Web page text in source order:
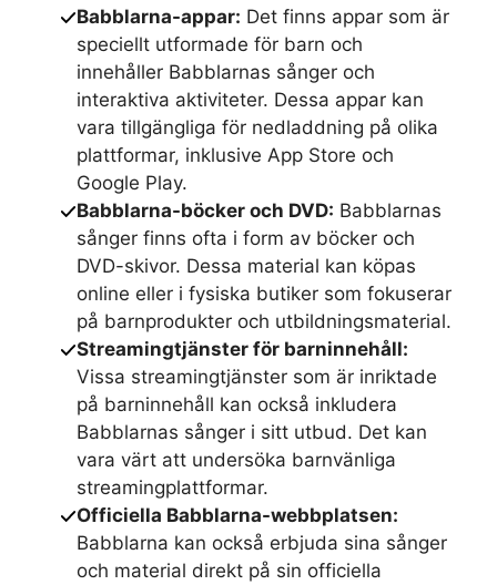
Babblarna-appar: Det finns appar som är
speciellt utformade för barn och
innehåller Babblarnas sånger och
interaktiva aktiviteter. Dessa appar kan
vara tillgängliga för nedladdning på olika
plattformar, inklusive App Store och
Google Play.
Babblarna-böcker och DVD: Babblarnas
sånger finns ofta i form av böcker och
DVD-skivor. Dessa material kan köpas
online eller i fysiska butiker som fokuserar
på barnprodukter och utbildningsmaterial.
Streamingtjänster för barninnehåll:
Vissa streamingtjänster som är inriktade
på barninnehåll kan också inkludera
Babblarnas sånger i sitt utbud. Det kan
vara värt att undersöka barnvänliga
streamingplattformar.
Officiella Babblarna-webbplatsen:
Babblarna kan också erbjuda sina sånger
och material direkt på sin officiella